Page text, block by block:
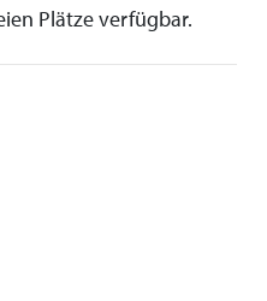
Plätze verfügbar.